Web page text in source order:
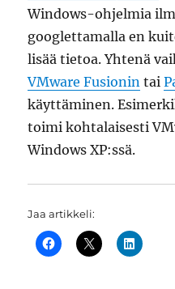
Windows-ohjelmia
googlettamalla en
lisää tietoa. Yhtenä
VMware Fusionin tai
käyttäminen.
toimi kohtalaisesti
Windows XP:ssä.
Jaa artikkeli: